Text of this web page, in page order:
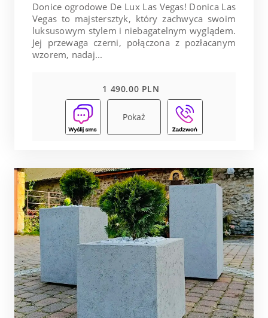
Donice ogrodowe De Lux Las Vegas! Donica Las
Vegas to majstersztyk, który zachwyca swoim
luksusowym stylem i niebagatelnym wyglądem.
Jej przewaga czerni, połączona z pozłacanym
wzorem, nadaj...
1 490.00 PLN
Pokaż